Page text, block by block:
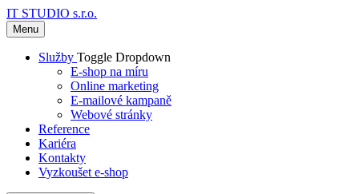
IT STUDIO s.r.o.
Menu
Služby Toggle Dropdown
E-shop na míru
Online marketing
E-mailové kampaně
Webové stránky
Reference
Kariéra
Kontakty
Vyzkoušet e-shop